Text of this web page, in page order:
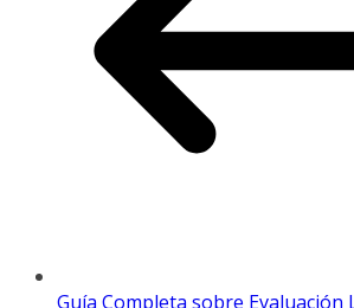
Guía Completa sobre Evaluación